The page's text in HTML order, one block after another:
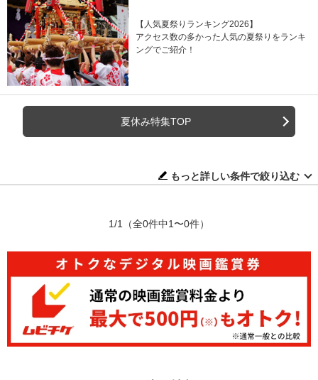
【人気夏祭りランキング2026】
アクセス数の多かった人気の夏祭りをランキ
ングでご紹介！
夏休み特集TOP
もっと詳しい条件で絞り込む
1/1 （全0件中1〜0件）